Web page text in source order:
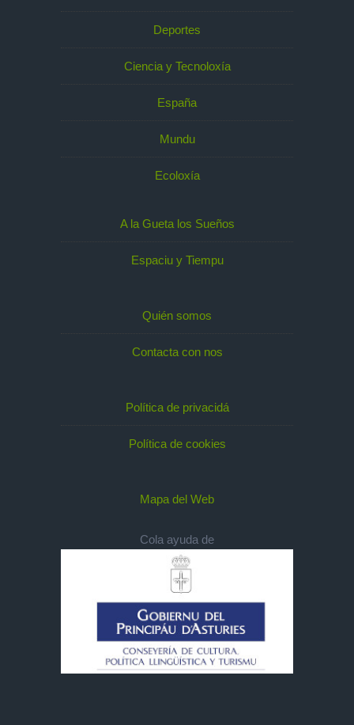
Deportes
Ciencia y Tecnoloxía
España
Mundu
Ecoloxía
A la Gueta los Sueños
Espaciu y Tiempu
Quién somos
Contacta con nos
Política de privacidá
Política de cookies
Mapa del Web
Cola ayuda de